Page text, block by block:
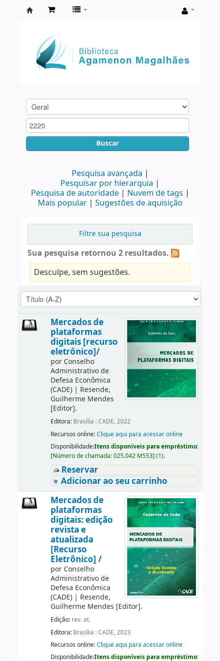
Agamenon
Magalhães
Buscar
Pesquisa avançada
Pesquisar por hierarquia
Pesquisa de autoridade
Nuvem de tags
Mais popular
Sugestões de aquisição
Filtre sua pesquisa
Sua pesquisa retornou 2 resultados.
Desculpe, sem sugestões.
Mercados de
plataformas
digitais [recurso
eletrônico]/
por Conselho
Administrativo de
Defesa Econômica
(CADE)| Resende,
Guilherme Mendes
[Editor].
Editora: Brasília : CADE, 2022
Recursos online:Clique aqui para acessar online
Disponibilidade:Itens disponíveis para empréstimo:
[Número de chamada:025.042 M553] (1).
Reservar
Adicionar ao seu carrinho
Mercados de
plataformas
digitais: edição
revista e
atualizada
[Recurso
Eletrônico] /
por Conselho
Administrativo de
Defesa Econômica
(CADE)| Resende,
Guilherme Mendes [Editor].
Edição: rev. at.
Editora: Brasília : CADE, 2023
Recursos online:Clique aqui para acessar online
Disponibilidade:Itens disponíveis para empréstimo: